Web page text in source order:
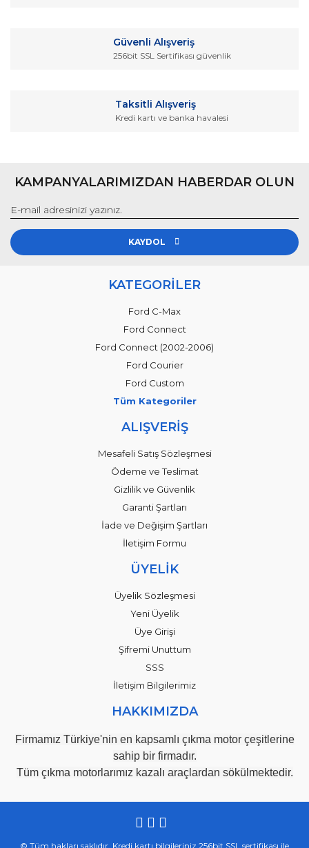
Güvenli Alışveriş
256bit SSL Sertifikası güvenlik
Taksitli Alışveriş
Kredi kartı ve banka havalesi
KAMPANYALARIMIZDAN HABERDAR OLUN
KAYDOL
KATEGORİLER
Ford C-Max
Ford Connect
Ford Connect (2002-2006)
Ford Courier
Ford Custom
Tüm Kategoriler
ALIŞVERİŞ
Mesafeli Satış Sözleşmesi
Ödeme ve Teslimat
Gizlilik ve Güvenlik
Garanti Şartları
İade ve Değişim Şartları
İletişim Formu
ÜYELİK
Üyelik Sözleşmesi
Yeni Üyelik
Üye Girişi
Şifremi Unuttum
SSS
İletişim Bilgilerimiz
HAKKIMIZDA
Firmamız Türkiye'nin en kapsamlı çıkma motor çeşitlerine
sahip bir firmadır.
Tüm çıkma motorlarımız kazalı araçlardan sökülmektedir.
© Tüm hakları saklıdır. Kredi kartı bilgileriniz 256bit SSL sertifikası ile